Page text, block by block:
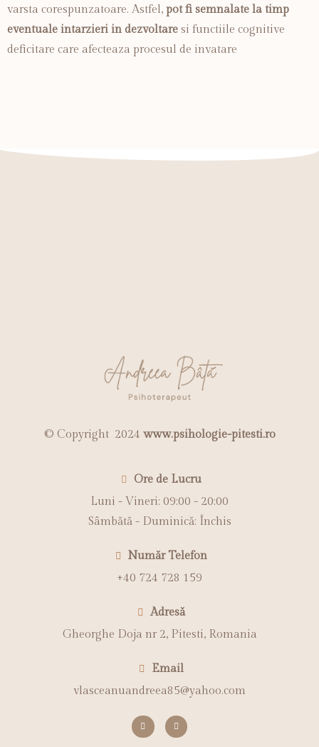
varsta corespunzatoare. Astfel, pot fi semnalate la timp
eventuale intarzieri in dezvoltare si functiile cognitive
deficitare care afecteaza procesul de invatare
© Copyright 2024 www.psihologie-pitesti.ro
Ore de Lucru
Luni - Vineri: 09:00 - 20:00​
Sâmbătă - Duminică: Închis
Număr Telefon
+40 724 728 159
Adresă
Gheorghe Doja nr 2, Pitesti, Romania
Email
vlasceanuandreea85@yahoo.com